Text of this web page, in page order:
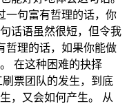
一句富有哲理的话，你
话语虽然很短，但令我
哲理的话，如果你能做
在这种困难的抉择
票团队的发生，到底
，又会如何产生。 从